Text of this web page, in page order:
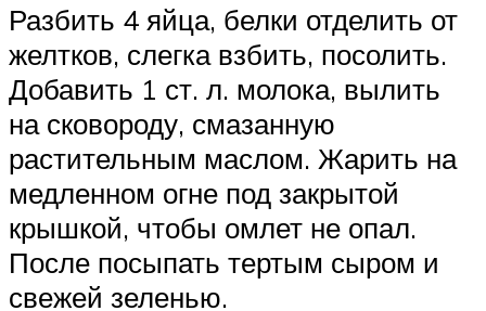
Разбить 4 яйца, белки отделить от
желтков, слегка взбить, посолить.
Добавить 1 ст. л. молока, вылить
на сковороду, смазанную
растительным маслом. Жарить на
медленном огне под закрытой
крышкой, чтобы омлет не опал.
После посыпать тертым сыром и
свежей зеленью.